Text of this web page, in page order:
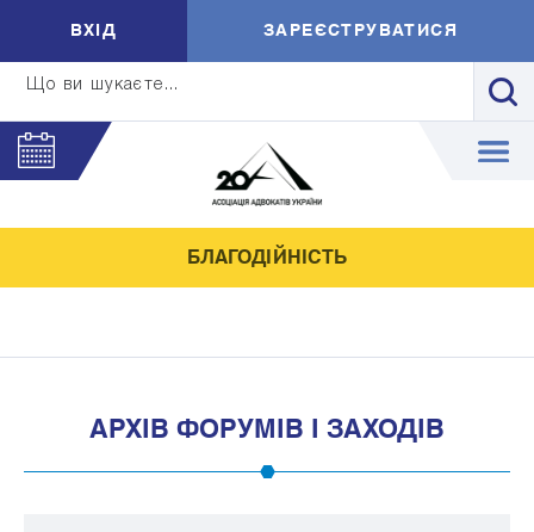
Що ви шукаєте...
ВXIД ЗАРЕЄСТРУВАТИСЯ
БЛАГОДІЙНІСТЬ
АРХІВ ФОРУМІВ І ЗАХОДІВ